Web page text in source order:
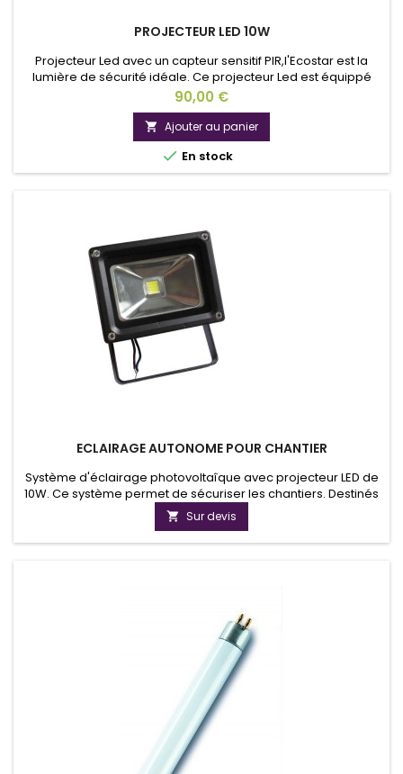
PROJECTEUR LED 10W
Projecteur Led avec un capteur sensitif PIR,l'Ecostar est la
lumière de sécurité idéale. Ce projecteur Led est équippé
d'un détecteur de mouvement. La portée de ce projecteur
led est de 12m. Ce projecteur led fontionne avec la led
Epistar.
Prix
90,00 €
 Ajouter au panier
 En stock
ECLAIRAGE AUTONOME POUR CHANTIER
Système d'éclairage photovoltaîque avec projecteur LED de
10W. Ce système permet de sécuriser les chantiers. Destinés
aux entreprises de travaux publics,il peut aussi être utiliser
pour sécuriser et embellir vos parcs et jardins.Doté d'un
détecteur de luminosité, ce système se met
 Sur devis